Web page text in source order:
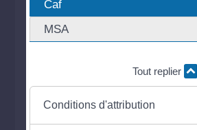
Caf
MSA
Tout replier
Conditions d'attribution